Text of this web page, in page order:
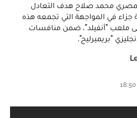
محمد صلاح هدف التعادل
جزاء في المواجهة التي تجمعه هذه
ملعب "أنفيلد"، ضمن منافسات